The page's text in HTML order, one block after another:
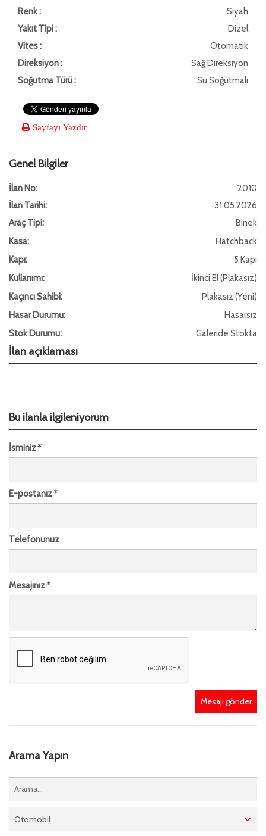
Renk :
Siyah
Yakıt Tipi :
Dizel
Vites :
Otomatik
Direksiyon :
Sağ Direksiyon
Soğutma Türü :
Su Soğutmalı
Sayfayı Yazdır
Genel Bilgiler
İlan No:
2010
İlan Tarihi:
31.05.2026
Araç Tipi:
Binek
Kasa:
Hatchback
Kapı:
5 Kapı
Kullanımı:
İkinci El (Plakasız)
Kaçıncı Sahibi:
Plakasız (Yeni)
Hasar Durumu:
Hasarsız
Stok Durumu:
Galeride Stokta
İlan açıklaması
Bu ilanla ilgileniyorum
İsminiz*
E-postanız*
Telefonunuz
Mesajınız*
Mesajı gönder
Arama Yapın
Otomobil